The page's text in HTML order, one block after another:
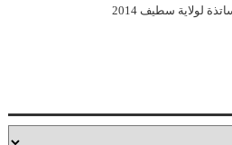
لولاية سطيف 2014